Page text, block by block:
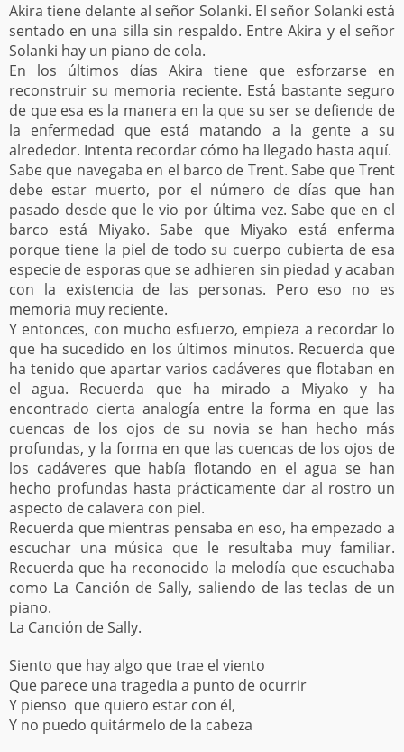
Akira tiene delante al señor Solanki. El señor Solanki está
sentado en una silla sin respaldo. Entre Akira y el señor
Solanki hay un piano de cola.
En los últimos días Akira tiene que esforzarse en
reconstruir su memoria reciente. Está bastante seguro
de que esa es la manera en la que su ser se defiende de
la enfermedad que está matando a la gente a su
alrededor. Intenta recordar cómo ha llegado hasta aquí.
Sabe que navegaba en el barco de Trent. Sabe que Trent
debe estar muerto, por el número de días que han
pasado desde que le vio por última vez. Sabe que en el
barco está Miyako. Sabe que Miyako está enferma
porque tiene la piel de todo su cuerpo cubierta de esa
especie de esporas que se adhieren sin piedad y acaban
con la existencia de las personas. Pero eso no es
memoria muy reciente.
Y entonces, con mucho esfuerzo, empieza a recordar lo
que ha sucedido en los últimos minutos. Recuerda que
ha tenido que apartar varios cadáveres que flotaban en
el agua. Recuerda que ha mirado a Miyako y ha
encontrado cierta analogía entre la forma en que las
cuencas de los ojos de su novia se han hecho más
profundas, y la forma en que las cuencas de los ojos de
los cadáveres que había flotando en el agua se han
hecho profundas hasta prácticamente dar al rostro un
aspecto de calavera con piel.
Recuerda que mientras pensaba en eso, ha empezado a
escuchar una música que le resultaba muy familiar.
Recuerda que ha reconocido la melodía que escuchaba
como La Canción de Sally, saliendo de las teclas de un
piano.
La Canción de Sally.
Siento que hay algo que trae el viento
Que parece una tragedia a punto de ocurrir
Y pienso que quiero estar con él,
Y no puedo quitármelo de la cabeza